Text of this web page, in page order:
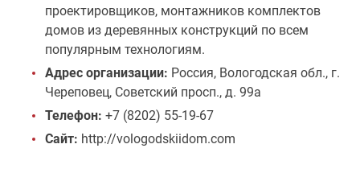
проектировщиков, монтажников комплектов
домов из деревянных конструкций по всем
популярным технологиям.
Адрес организации: Россия, Вологодская обл., г.
Череповец, Советский просп., д. 99а
Телефон: +7 (8202) 55-19-67
Сайт: http://vologodskiidom.com